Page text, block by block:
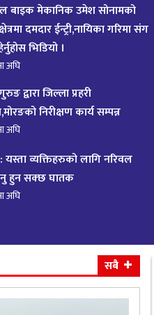
साल भाद्र १० गते, मंगलबार
८ भदौ २०८२ (२४ अगस्ट
भदाै ४ गते, बुधवार
मेकानिक उमेश सोनामको
दमदार ईन्ट्री,नायिका गरिमा संग
भिडियो ।
अघि
द्वारा जिल्ला प्रहरी
निरीक्षण कार्य सम्पन्न
अघि
यस्ता व्यक्तिहरुको लागि नरिवल
हुन सक्छ घातक
अघि
सबै